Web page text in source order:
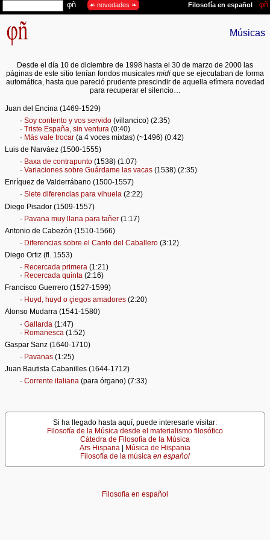
Músicas
Desde el día 10 de diciembre de 1998 hasta el 30 de marzo de 2000 las
páginas de este sitio tenían fondos musicales midi que se ejecutaban de forma
automática, hasta que pareció prudente prescindir de aquella efímera novedad
para recuperar el silencio…
Juan del Encina (1469-1529)
· Soy contento y vos servido(villancico) (2:35)
· Triste España, sin ventura(0:40)
· Más vale trocar(a 4 voces mixtas) (~1496) (0:42)
Luis de Narváez (1500-1555)
· Baxa de contrapunto(1538) (1:07)
· Variaciones sobre Guárdame las vacas(1538) (2:35)
Enríquez de Valderrábano (1500-1557)
· Siete diferencias para vihuela(2:22)
Diego Pisador (1509-1557)
· Pavana muy llana para tañer(1:17)
Antonio de Cabezón (1510-1566)
· Diferencias sobre el Canto del Caballero(3:12)
Diego Ortiz (fl. 1553)
· Recercada primera(1:21)
· Recercada quinta(2:16)
Francisco Guerrero (1527-1599)
· Huyd, huyd o çiegos amadores(2:20)
Alonso Mudarra (1541-1580)
· Gallarda (1:47)
· Romanesca (1:52)
Gaspar Sanz (1640-1710)
· Pavanas(1:25)
Juan Bautista Cabanilles (1644-1712)
· Corrente italiana(para órgano) (7:33)
Si ha llegado hasta aquí, puede interesarle visitar:
Filosofía de la Música desde el materialismo filosófico
Cátedra de Filosofía de la Música
Ars Hispana
Música de Hispania
Filosofía de la música en español
Filosofía en español